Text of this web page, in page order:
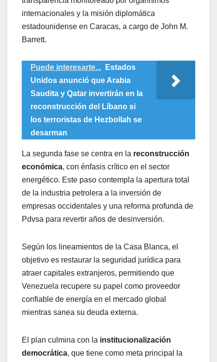
internacionales y la misión diplomática
estadounidense en Caracas, a cargo de John M.
Barrett.
Puede interesarte...
Estados
Unidos anunció que Arabia
Saudita y Qatar invertirán en la
reconstrucción del Líbano si
los terroristas de Hezbollah se
desarman
La segunda fase se centra en la reconstrucción
económica, con énfasis crítico en el sector
energético. Este paso contempla la apertura total
de la industria petrolera a la inversión de
empresas occidentales y una reforma profunda de
Pdvsa para revertir años de desinversión.
Según los lineamientos de la Casa Blanca, el
objetivo es restaurar la seguridad jurídica para
atraer capitales extranjeros, permitiendo que
Venezuela recupere su papel como proveedor
confiable de energía en el mercado global
mientras sanea su deuda externa.
El plan culmina con la institucionalización
democrática, que tiene como meta principal la